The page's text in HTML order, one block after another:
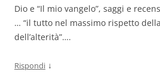
Dio e “Il mio vangelo”, saggi e
… “il tutto nel massimo rispetto
dell’alterità”….
Rispondi ↓